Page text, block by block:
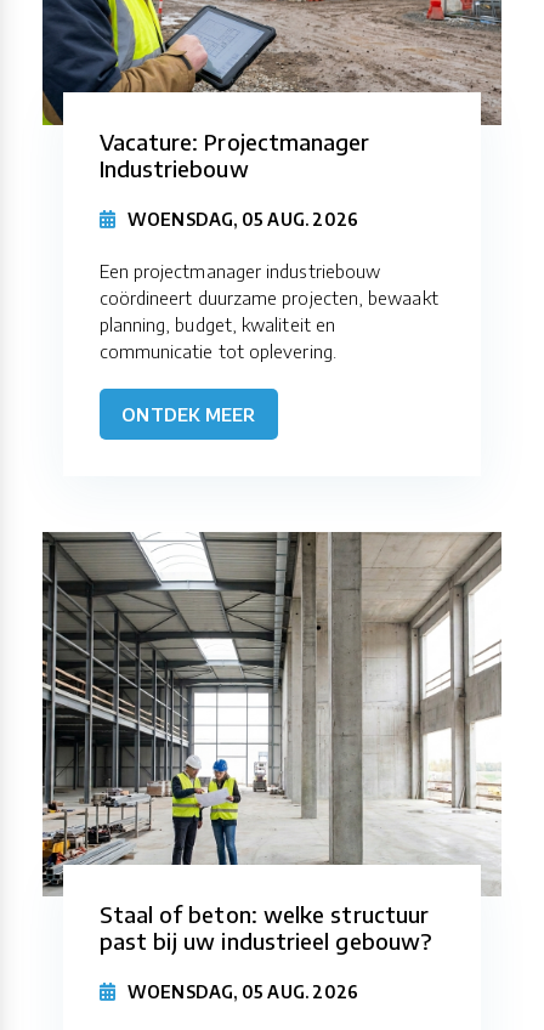
Vacature: Projectmanager
Industriebouw
WOENSDAG, 05 AUG. 2026
Een projectmanager industriebouw
coördineert duurzame projecten, bewaakt
planning, budget, kwaliteit en
communicatie tot oplevering.
ONTDEK MEER
Staal of beton: welke structuur
past bij uw industrieel gebouw?
WOENSDAG, 05 AUG. 2026